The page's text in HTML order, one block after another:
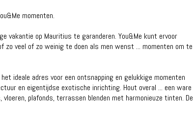
momenten.
vakantie op Mauritius te garanderen. You&Me kunt ervoor
veel of zo weinig te doen als men wenst ... momenten om te
ideale adres voor een ontsnapping en gelukkige momenten
en eigentijdse exotische inrichting. Hout overal ... een ware
plafonds, terrassen blenden met harmonieuze tinten. De